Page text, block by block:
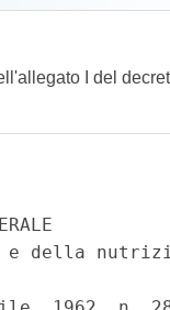
I del